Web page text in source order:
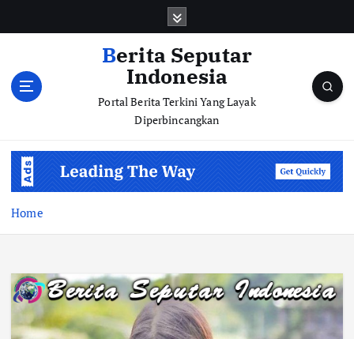
Berita Seputar
Indonesia
Portal Berita Terkini Yang Layak
Diperbincangkan
Home